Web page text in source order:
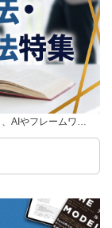
、AIやフレームワ…